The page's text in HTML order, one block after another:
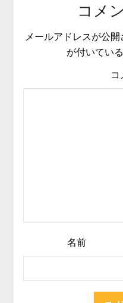
コメ
メールアドレスが公開
が付いてい
コ
名前